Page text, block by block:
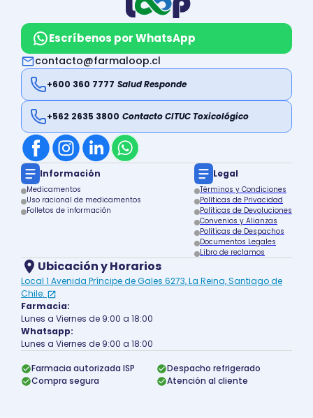
Escríbenos por WhatsApp
contacto@farmaloop.cl
+600 360 7777 Salud Responde
+562 2635 3800 Contacto CITUC Toxicológico
Información
Medicamentos
Uso racional de medicamentos
Folletos de información
Legal
Términos y Condiciones
Políticas de Privacidad
Políticas de Devoluciones
Convenios y Alianzas
Políticas de Despachos
Documentos Legales
Libro de reclamos
Ubicación y Horarios
Local 1 Avenida Príncipe de Gales 6273, La Reina, Santiago de
Chile.
Farmacia:
Lunes a Viernes de 9:00 a 18:00
Whatsapp:
Lunes a Viernes de 9:00 a 18:00
Farmacia autorizada ISP
Despacho refrigerado
Compra segura
Atención al cliente